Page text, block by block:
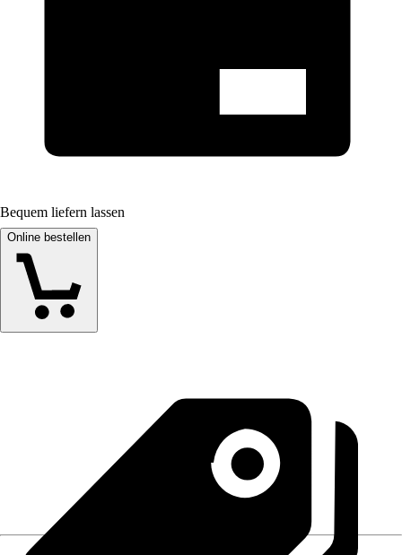
Bequem liefern lassen
Online bestellen